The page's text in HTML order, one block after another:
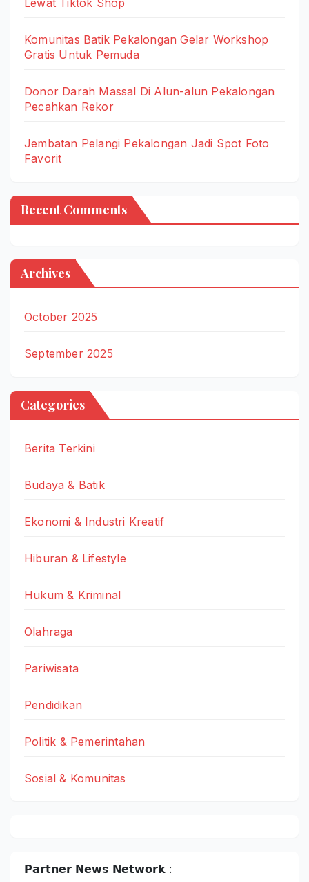
Lewat Tiktok Shop
Komunitas Batik Pekalongan Gelar Workshop
Gratis Untuk Pemuda
Donor Darah Massal Di Alun-alun Pekalongan
Pecahkan Rekor
Jembatan Pelangi Pekalongan Jadi Spot Foto
Favorit
Recent Comments
Archives
October 2025
September 2025
Categories
Berita Terkini
Budaya & Batik
Ekonomi & Industri Kreatif
Hiburan & Lifestyle
Hukum & Kriminal
Olahraga
Pariwisata
Pendidikan
Politik & Pemerintahan
Sosial & Komunitas
𝗣𝗮𝗿𝘁𝗻𝗲𝗿 𝗡𝗲𝘄𝘀 𝗡𝗲𝘁𝘄𝗼𝗿𝗸 :